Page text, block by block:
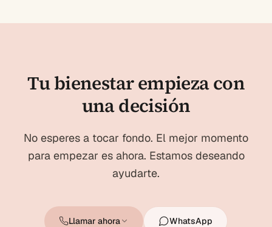
Tu bienestar empieza con
una decisión
No esperes a tocar fondo. El mejor momento
para empezar es ahora. Estamos deseando
ayudarte.
Llamar ahora WhatsApp